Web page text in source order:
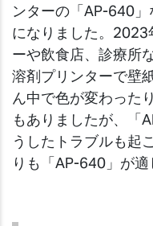
ンターの「AP-640
になりました。
ーや飲食店、診療所
溶剤プリンターで壁
ん中で色が変わった
もありましたが、「
うしたトラブルも起
りも「AP-640」が適